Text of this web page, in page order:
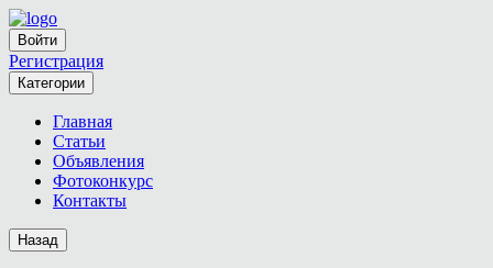
Войти
Регистрация
Категории
Главная
Статьи
Объявления
Фотоконкурс
Контакты
Назад